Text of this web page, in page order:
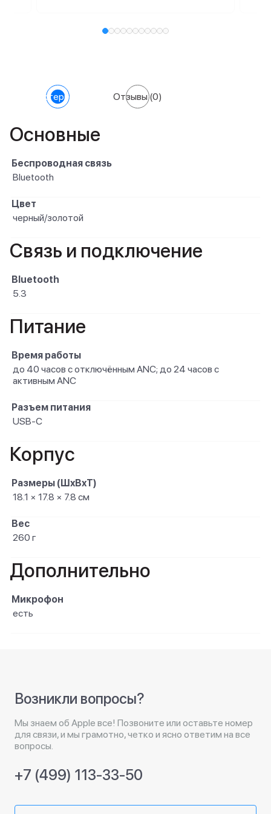
Характеристики Отзывы(0)
Основные
Беспроводная связь
Bluetooth
Цвет
черный/золотой
Связь и подключение
Bluetooth
5.3
Питание
Время работы
до 40 часов с отключённым ANC; до 24 часов с
активным ANC
Разъем питания
USB-C
Корпус
Размеры (ШxВxТ)
18.1 × 17.8 × 7.8 см
Вес
260 г
Дополнительно
Микрофон
есть
Возникли вопросы?
Мы знаем об Apple все! Позвоните или оставьте номер
для связи, и мы грамотно, четко и ясно ответим на все
вопросы.
+7 (499) 113-33-50